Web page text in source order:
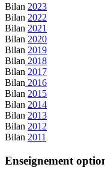
Bilan 2023
Bilan 2022
Bilan 2021
Bilan 2020
Bilan 2019
Bilan 2018
Bilan 2017
Bilan 2016
Bilan 2015
Bilan 2014
Bilan 2013
Bilan 2012
Bilan 2011
Enseignement